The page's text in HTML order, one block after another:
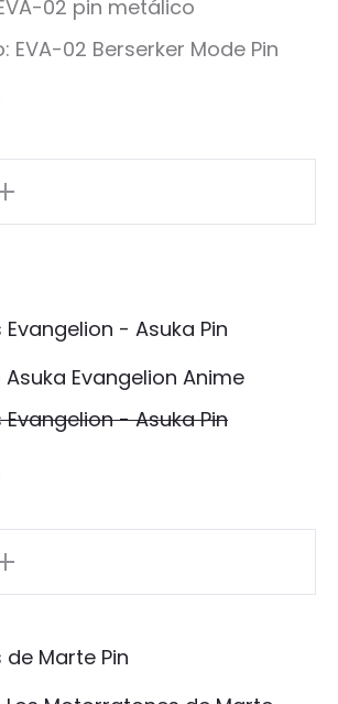
EVA-02 Berserker Mode Pin
Evangelion - Asuka Pin
- Asuka Pin
Marte Pin